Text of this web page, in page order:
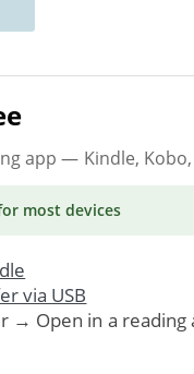
app — Kindle, Kobo,
most devices
via USB
→ Open in a reading